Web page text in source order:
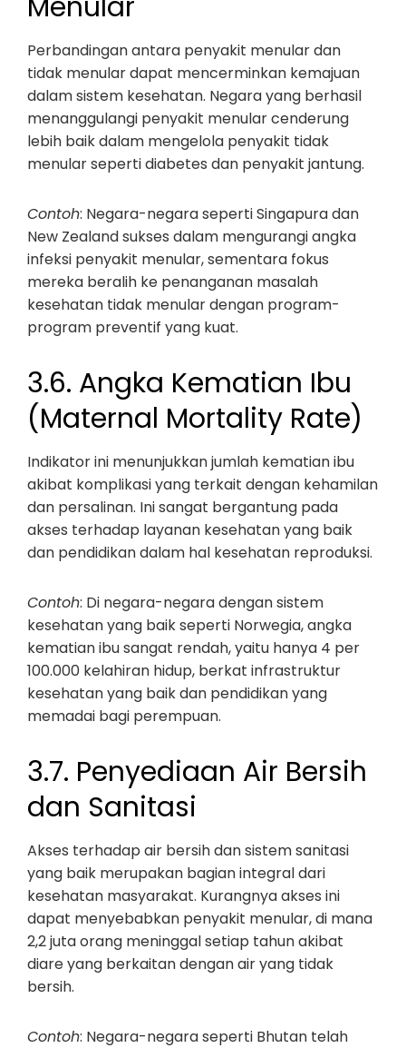
Perbandingan antara penyakit menular dan
tidak menular dapat mencerminkan kemajuan
dalam sistem kesehatan. Negara yang berhasil
menanggulangi penyakit menular cenderung
lebih baik dalam mengelola penyakit tidak
menular seperti diabetes dan penyakit jantung.
Contoh: Negara-negara seperti Singapura dan
New Zealand sukses dalam mengurangi angka
infeksi penyakit menular, sementara fokus
mereka beralih ke penanganan masalah
kesehatan tidak menular dengan program-
program preventif yang kuat.
3.6. Angka Kematian Ibu
(Maternal Mortality Rate)
Indikator ini menunjukkan jumlah kematian ibu
akibat komplikasi yang terkait dengan kehamilan
dan persalinan. Ini sangat bergantung pada
akses terhadap layanan kesehatan yang baik
dan pendidikan dalam hal kesehatan reproduksi.
Contoh: Di negara-negara dengan sistem
kesehatan yang baik seperti Norwegia, angka
kematian ibu sangat rendah, yaitu hanya 4 per
100.000 kelahiran hidup, berkat infrastruktur
kesehatan yang baik dan pendidikan yang
memadai bagi perempuan.
3.7. Penyediaan Air Bersih
dan Sanitasi
Akses terhadap air bersih dan sistem sanitasi
yang baik merupakan bagian integral dari
kesehatan masyarakat. Kurangnya akses ini
dapat menyebabkan penyakit menular, di mana
2,2 juta orang meninggal setiap tahun akibat
diare yang berkaitan dengan air yang tidak
bersih.
Contoh: Negara-negara seperti Bhutan telah